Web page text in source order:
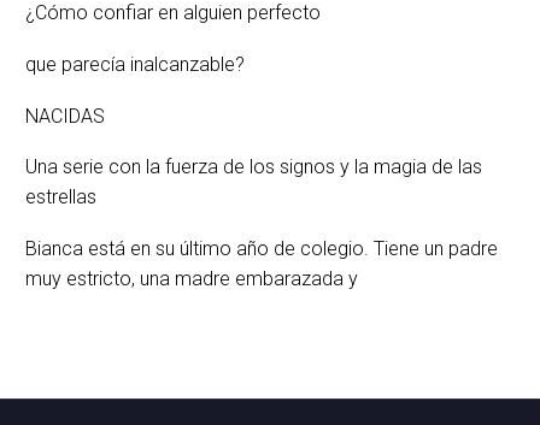
¿Cómo confiar en alguien perfecto
que parecía inalcanzable?
NACIDAS
Una serie con la fuerza de los signos y la magia de las
estrellas
Bianca está en su último año de colegio. Tiene un padre
muy estricto, una madre embarazada y